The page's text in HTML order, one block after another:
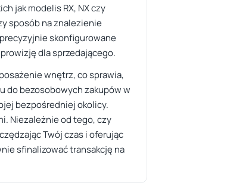
jak modelis RX, NX czy
sposób na znalezienie
skonfigurowane
dla sprzedającego.
wnętrz, co sprawia,
do bezosobowych zakupów w
bezpośredniej okolicy.
Niezależnie od tego, czy
Twój czas i oferując
sfinalizować transakcję na